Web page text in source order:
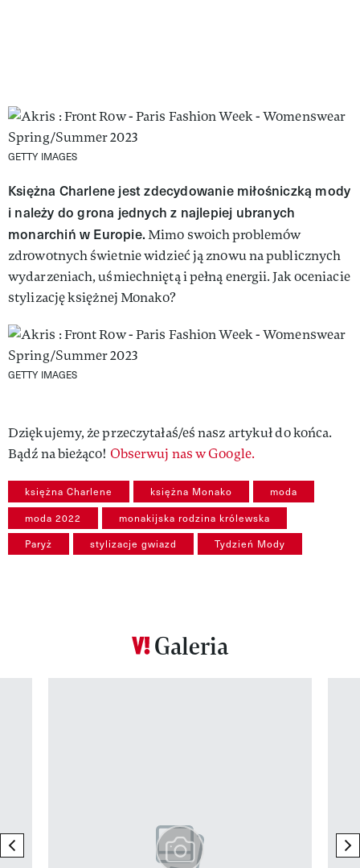
GETTY IMAGES
Księżna Charlene jest zdecydowanie miłośniczką mody
i należy do grona jednych z najlepiej ubranych
monarchiń w Europie.Mimo swoich problemów
zdrowotnych świetnie widzieć ją znowu na publicznych
wydarzeniach, uśmiechniętą i pełną energii. Jak oceniacie
stylizację księżnej Monako?
GETTY IMAGES
Dziękujemy, że przeczytałaś/eś nasz artykuł do końca.
Bądź na bieżąco! Obserwuj nas w Google.
księżna Charlene księżna Monako moda
moda 2022 monakijska rodzina królewska
Paryż stylizacje gwiazd Tydzień Mody
Galeria
previous element